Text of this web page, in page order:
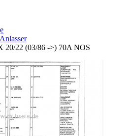
20/22 (03/86 ->) 70A NOS